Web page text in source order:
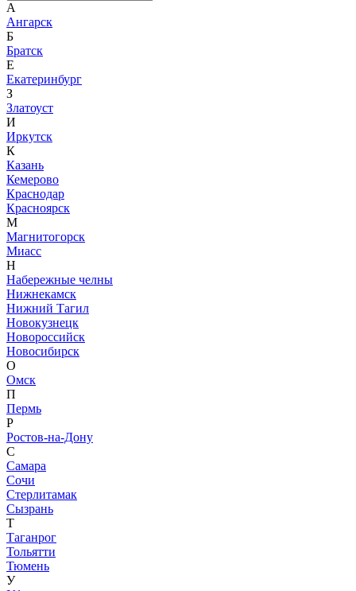
А
Ангарск
Б
Братск
Е
Екатеринбург
З
Златоуст
И
Иркутск
К
Казань
Кемерово
Краснодар
Красноярск
М
Магнитогорск
Миасс
Н
Набережные челны
Нижнекамск
Нижний Тагил
Новокузнецк
Новороссийск
Новосибирск
О
Омск
П
Пермь
Р
Ростов-на-Дону
С
Самара
Сочи
Стерлитамак
Сызрань
Т
Таганрог
Тольятти
Тюмень
У